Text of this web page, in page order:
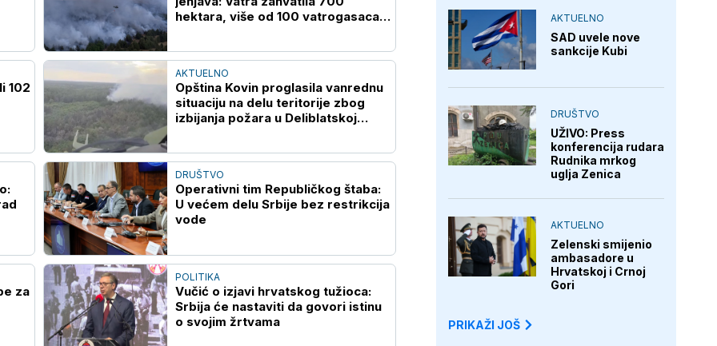
hektara, više od 100 vatrogasaca
102
AKTUELNO
Opština Kovin proglasila vanrednu
situaciju na delu teritorije zbog
izbijanja požara u Deliblatskoj
DRUŠTVO
Operativni tim Republičkog štaba:
U većem delu Srbije bez restrikcija
vode
za
POLITIKA
Vučić o izjavi hrvatskog tužioca:
Srbija će nastaviti da govori istinu
o svojim žrtvama
AKTUELNO
SAD uvele nove
sankcije Kubi
DRUŠTVO
UŽIVO: Press
konferencija rudara
Rudnika mrkog
uglja Zenica
AKTUELNO
Zelenski smijenio
ambasadore u
Hrvatskoj i Crnoj
Gori
PRIKAŽI JOŠ